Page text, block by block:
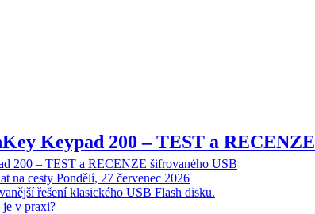
Keypad 200 – TEST a RECENZE
200 – TEST a RECENZE šifrovaného USB
na cesty Pondělí, 27 červenec 2026
řešení klasického USB Flash disku.
je v praxi?